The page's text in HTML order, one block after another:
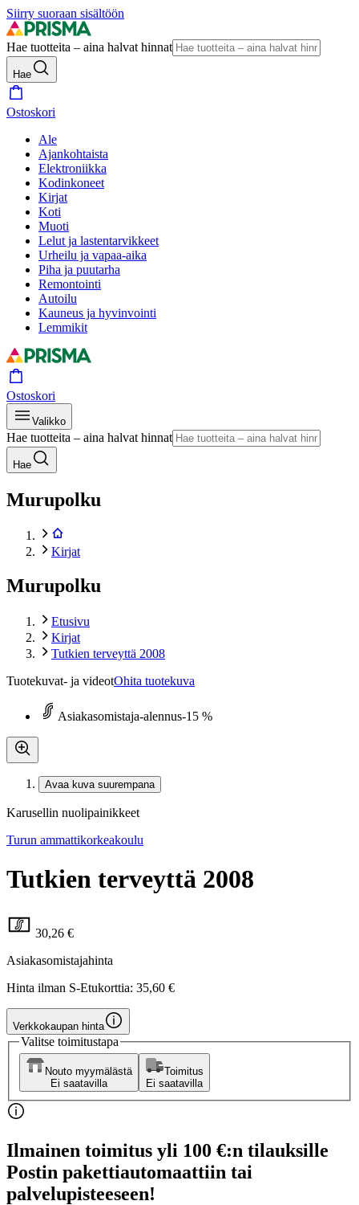
Siirry suoraan sisältöön
Hae tuotteita – aina halvat hinnat
Hae
Ostoskori
Ale
Ajankohtaista
Elektroniikka
Kodinkoneet
Kirjat
Koti
Muoti
Lelut ja lastentarvikkeet
Urheilu ja vapaa-aika
Piha ja puutarha
Remontointi
Autoilu
Kauneus ja hyvinvointi
Lemmikit
Ostoskori
Valikko
Hae tuotteita – aina halvat hinnat
Hae
Murupolku
Kirjat
Murupolku
Etusivu
Kirjat
Tutkien terveyttä 2008
Tuotekuvat- ja videotOhita tuotekuva
Asiakasomistaja-alennus-15 %
Avaa kuva suurempana
Karusellin nuolipainikkeet
Turun ammattikorkeakoulu
Tutkien terveyttä 2008
30,26 €
Asiakasomistajahinta
Hinta ilman S-Etukorttia: 35,60 €
Verkkokaupan hinta
Valitse toimitustapa
Nouto myymälästä
Ei saatavilla
Toimitus
Ei saatavilla
Ilmainen toimitus yli 100 €:n tilauksille
Postin pakettiautomaattiin tai
palvelupisteeseen!